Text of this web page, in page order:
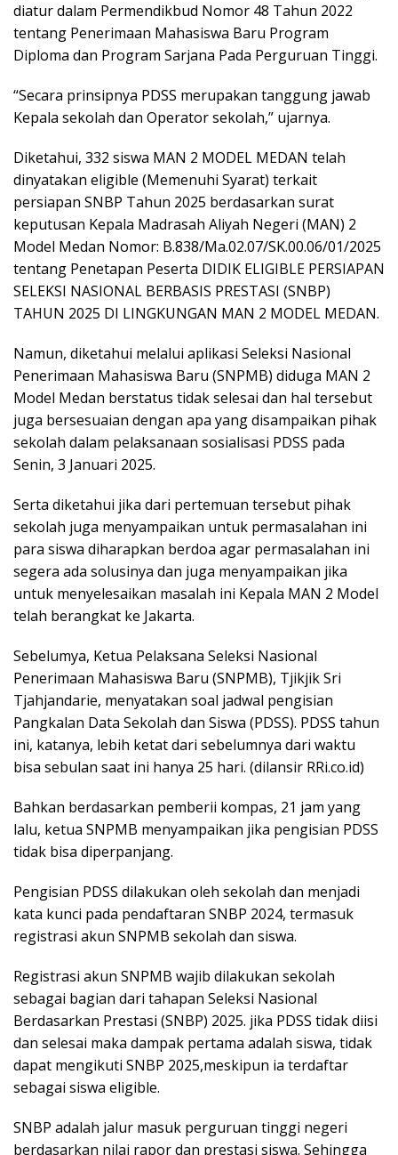
diatur dalam Permendikbud Nomor 48 Tahun 2022
tentang Penerimaan Mahasiswa Baru Program
Diploma dan Program Sarjana Pada Perguruan Tinggi.
“Secara prinsipnya PDSS merupakan tanggung jawab
Kepala sekolah dan Operator sekolah,” ujarnya.
Diketahui, 332 siswa MAN 2 MODEL MEDAN telah
dinyatakan eligible (Memenuhi Syarat) terkait
persiapan SNBP Tahun 2025 berdasarkan surat
keputusan Kepala Madrasah Aliyah Negeri (MAN) 2
Model Medan Nomor: B.838/Ma.02.07/SK.00.06/01/2025
tentang Penetapan Peserta DIDIK ELIGIBLE PERSIAPAN
SELEKSI NASIONAL BERBASIS PRESTASI (SNBP)
TAHUN 2025 DI LINGKUNGAN MAN 2 MODEL MEDAN.
Namun, diketahui melalui aplikasi Seleksi Nasional
Penerimaan Mahasiswa Baru (SNPMB) diduga MAN 2
Model Medan berstatus tidak selesai dan hal tersebut
juga bersesuaian dengan apa yang disampaikan pihak
sekolah dalam pelaksanaan sosialisasi PDSS pada
Senin, 3 Januari 2025.
Serta diketahui jika dari pertemuan tersebut pihak
sekolah juga menyampaikan untuk permasalahan ini
para siswa diharapkan berdoa agar permasalahan ini
segera ada solusinya dan juga menyampaikan jika
untuk menyelesaikan masalah ini Kepala MAN 2 Model
telah berangkat ke Jakarta.
Sebelumya, Ketua Pelaksana Seleksi Nasional
Penerimaan Mahasiswa Baru (SNPMB), Tjikjik Sri
Tjahjandarie, menyatakan soal jadwal pengisian
Pangkalan Data Sekolah dan Siswa (PDSS). PDSS tahun
ini, katanya, lebih ketat dari sebelumnya dari waktu
bisa sebulan saat ini hanya 25 hari. (dilansir RRi.co.id)
Bahkan berdasarkan pemberii kompas, 21 jam yang
lalu, ketua SNPMB menyampaikan jika pengisian PDSS
tidak bisa diperpanjang.
Pengisian PDSS dilakukan oleh sekolah dan menjadi
kata kunci pada pendaftaran SNBP 2024, termasuk
registrasi akun SNPMB sekolah dan siswa.
Registrasi akun SNPMB wajib dilakukan sekolah
sebagai bagian dari tahapan Seleksi Nasional
Berdasarkan Prestasi (SNBP) 2025. jika PDSS tidak diisi
dan selesai maka dampak pertama adalah siswa, tidak
dapat mengikuti SNBP 2025,meskipun ia terdaftar
sebagai siswa eligible.
SNBP adalah jalur masuk perguruan tinggi negeri
berdasarkan nilai rapor dan prestasi siswa. Sehingga